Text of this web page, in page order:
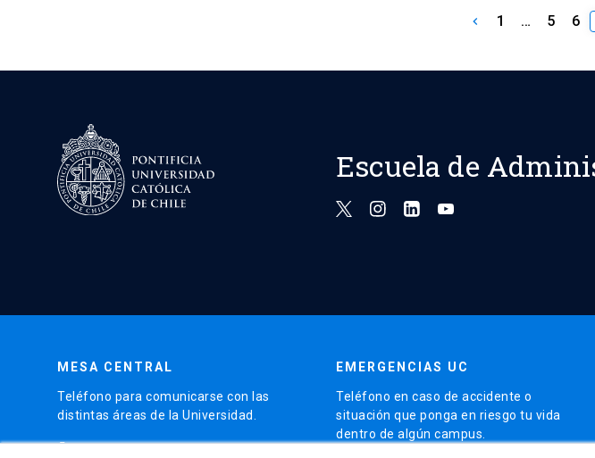
keyboard_arrow_left 1 … 5 6
Escuela de
MESA CENTRAL
Teléfono para comunicarse con las
distintas áreas de la Universidad.
phone
EMERGENCIAS UC
Teléfono en caso de accidente o
situación que ponga en riesgo tu vida
dentro de algún campus.